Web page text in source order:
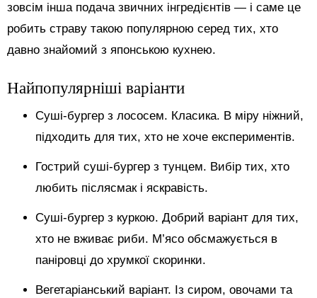
зовсім інша подача звичних інгредієнтів — і саме це
робить страву такою популярною серед тих, хто
давно знайомий з японською кухнею.
Найпопулярніші варіанти
Суші-бургер з лососем. Класика. В міру ніжний,
підходить для тих, хто не хоче експериментів.
Гострий суші-бургер з тунцем. Вибір тих, хто
любить післясмак і яскравість.
Суші-бургер з куркою. Добрий варіант для тих,
хто не вживає риби. М’ясо обсмажується в
паніровці до хрумкої скоринки.
Вегетаріанський варіант. Із сиром, овочами та